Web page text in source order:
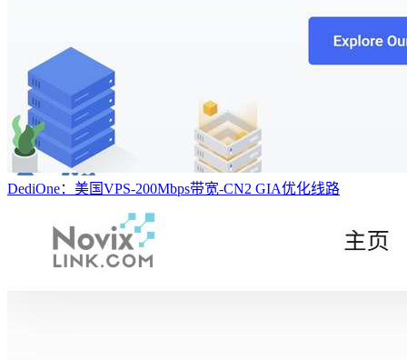
DediOne：美国VPS-200Mbps带宽-CN2 GIA优化线路